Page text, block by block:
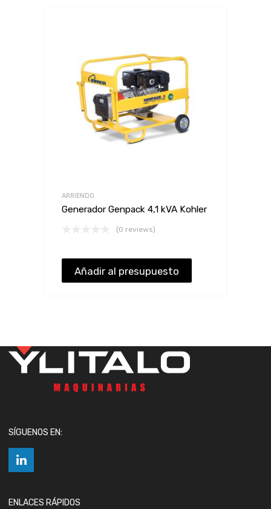
ARRIENDO
Generador Genpack 4,1 kVA Kohler
(0 reviews)
Añadir al presupuesto
SÍGUENOS EN:
ENLACES RÁPIDOS